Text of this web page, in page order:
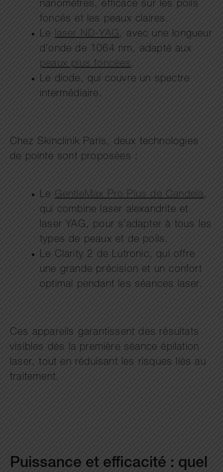
nanomètres, efficace sur les poils
foncés et les peaux claires.
Le laser ND-YAG , avec une longueur
d’onde de 1064 nm, adapté aux
peaux plus foncées .
Le diode, qui couvre un spectre
intermédiaire.
Chez Skinclinik Paris, deux technologies
de pointe sont proposées :
Le GentleMax Pro Plus de Candela,
qui combine laser alexandrite et
laser YAG, pour s’adapter à tous les
types de peaux et de poils.
Le Clarity 2 de Lutronic, qui offre
une grande précision et un confort
optimal pendant les séances laser.
Ces appareils garantissent des résultats
visibles dès la première séance épilation
laser, tout en réduisant les risques liés au
traitement.
Puissance et efficacité : quel